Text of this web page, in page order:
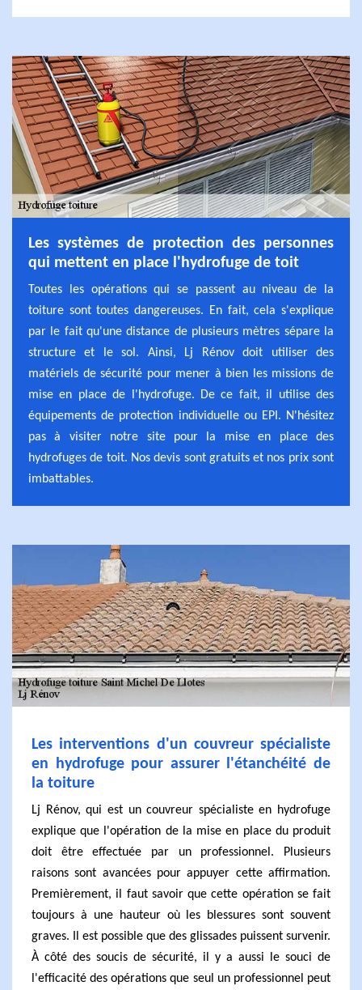
Les systèmes de protection des personnes
qui mettent en place l'hydrofuge de toit
Toutes les opérations qui se passent au niveau de la
toiture sont toutes dangereuses. En fait, cela s'explique
par le fait qu'une distance de plusieurs mètres sépare la
structure et le sol. Ainsi, Lj Rénov doit utiliser des
matériels de sécurité pour mener à bien les missions de
mise en place de l'hydrofuge. De ce fait, il utilise des
équipements de protection individuelle ou EPI. N'hésitez
pas à visiter notre site pour la mise en place des
hydrofuges de toit. Nos devis sont gratuits et nos prix sont
imbattables.
Les interventions d'un couvreur spécialiste
en hydrofuge pour assurer l'étanchéité de
la toiture
Lj Rénov, qui est un couvreur spécialiste en hydrofuge
explique que l'opération de la mise en place du produit
doit être effectuée par un professionnel. Plusieurs
raisons sont avancées pour appuyer cette affirmation.
Premièrement, il faut savoir que cette opération se fait
toujours à une hauteur où les blessures sont souvent
graves. Il est possible que des glissades puissent survenir.
À côté des soucis de sécurité, il y a aussi le souci de
l'efficacité des opérations que seul un professionnel peut